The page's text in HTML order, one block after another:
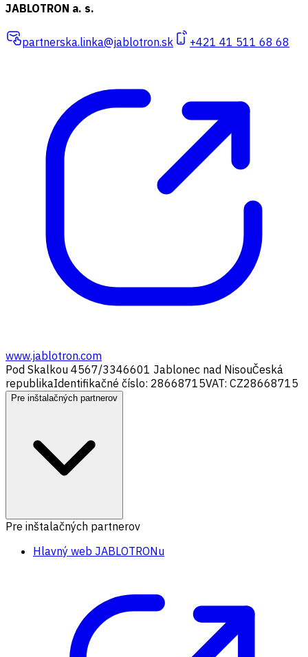
JABLOTRON a. s.
partnerska.linka@jablotron.sk +421 41 511 68 68
www.jablotron.com
Pod Skalkou 4567/3346601 Jablonec nad NisouČeská
republikaIdentifikačné číslo: 28668715VAT: CZ28668715
Pre inštalačných partnerov
Pre inštalačných partnerov
Hlavný web JABLOTRONu